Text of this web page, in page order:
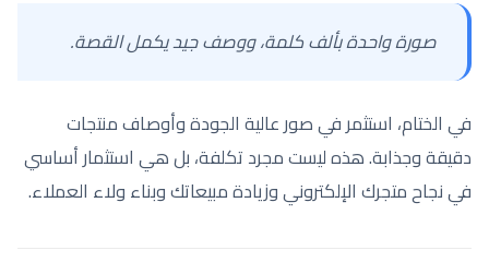
صورة واحدة بألف كلمة، ووصف جيد يكمل القصة.
في الختام، استثمر في صور عالية الجودة وأوصاف منتجات
دقيقة وجذابة. هذه ليست مجرد تكلفة، بل هي استثمار أساسي
في نجاح متجرك الإلكتروني وزيادة مبيعاتك وبناء ولاء العملاء.